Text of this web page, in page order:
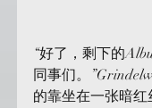
“好了，剩下的
同事们。
的靠坐在一张暗红